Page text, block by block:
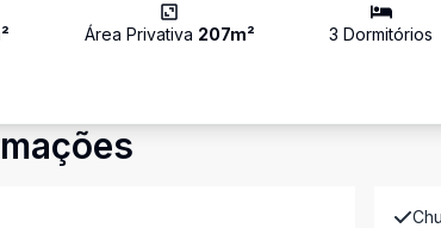
Área Privativa 207m² 3 Dormitórios